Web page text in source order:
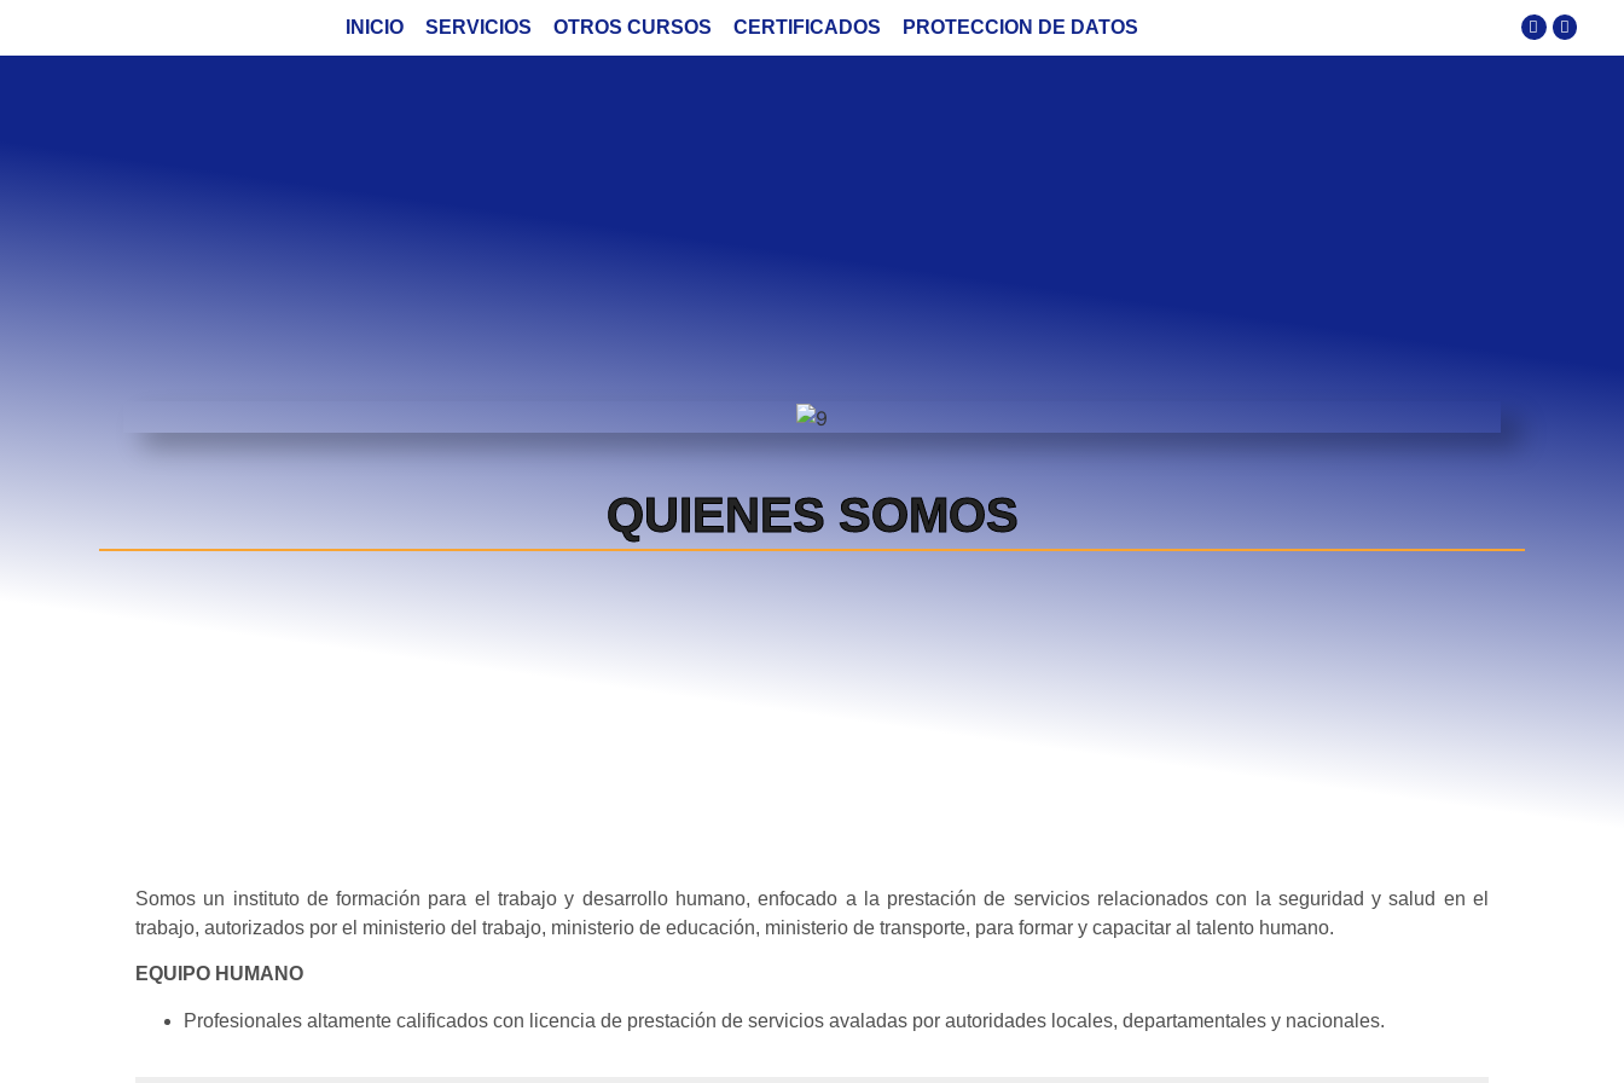
INICIO SERVICIOS OTROS CURSOS CERTIFICADOS PROTECCION DE DATOS
QUIENES SOMOS
Somos un instituto de formación para el trabajo y desarrollo humano, enfocado a la prestación de servicios relacionados con la seguridad y salud en el
trabajo, autorizados por el ministerio del trabajo, ministerio de educación, ministerio de transporte, para formar y capacitar al talento humano.
EQUIPO HUMANO
Profesionales altamente calificados con licencia de prestación de servicios avaladas por autoridades locales, departamentales y nacionales.